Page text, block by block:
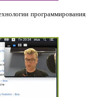
программирования,